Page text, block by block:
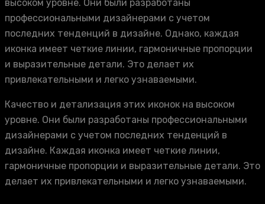
высоком уровне. Они были разработаны
профессиональными дизайнерами с учетом
последних тенденций в дизайне. Однако, каждая
иконка имеет четкие линии, гармоничные пропорции
и выразительные детали. Это делает их
привлекательными и легко узнаваемыми.
Качество и детализация этих иконок на высоком
уровне. Они были разработаны профессиональными
дизайнерами с учетом последних тенденций в
дизайне. Каждая иконка имеет четкие линии,
гармоничные пропорции и выразительные детали. Это
делает их привлекательными и легко узнаваемыми.